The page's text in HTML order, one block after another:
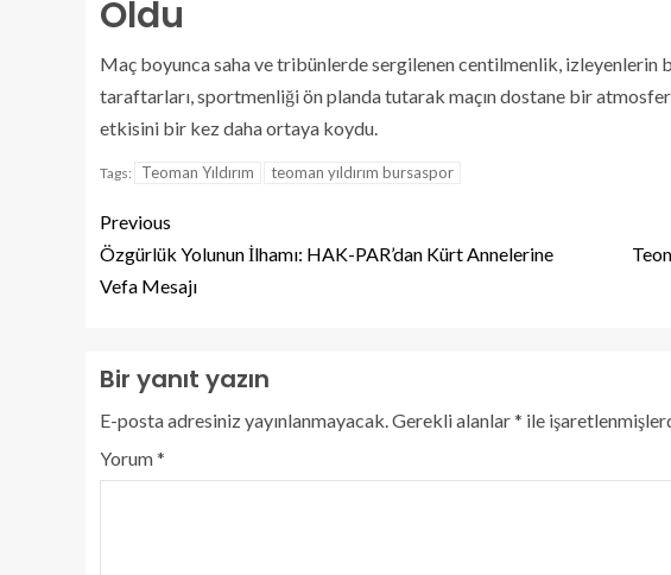
Oldu
Maç boyunca saha ve tribünlerde sergilenen centilmenlik, izleyenlerin
taraftarları, sportmenliği ön planda tutarak maçın dostane bir
etkisini bir kez daha ortaya koydu.
Tags: Teoman Yıldırım teoman yıldırım bursaspor
Previous
Özgürlük Yolunun İlhamı: HAK-PAR’dan Kürt Annelerine
Vefa Mesajı
Bir yanıt yazın
E-posta adresiniz yayınlanmayacak. Gerekli alanlar* ile
Yorum*